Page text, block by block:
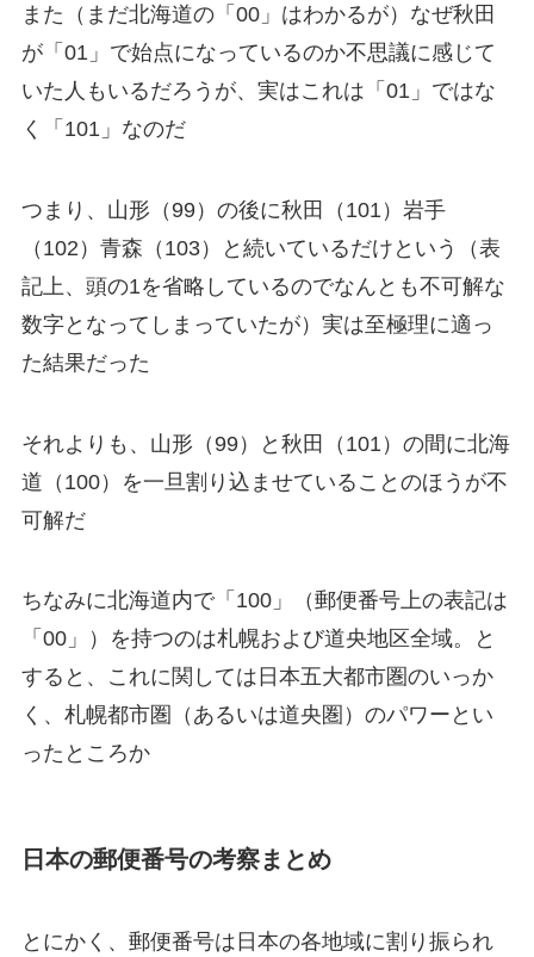
また（まだ北海道の「00」はわかるが）なぜ秋田
が「01」で始点になっているのか不思議に感じて
いた人もいるだろうが、実はこれは 「01」ではな
く「101」 なのだ
つまり、山形（99）の後に秋田（101）岩手
（102）青森（103）と続いているだけという（表
記上、頭の1を省略しているのでなんとも不可解な
数字となってしまっていたが）実は至極理に適っ
た結果だった
それよりも、山形（99）と秋田（101）の間に北海
道（100）を一旦割り込ませていることのほうが不
可解だ
ちなみに北海道内で「100」（郵便番号上の表記は
「00」）を持つのは札幌および道央地区全域。と
すると、これに関しては日本五大都市圏のいっか
く、札幌都市圏（あるいは道央圏）のパワーとい
ったところか
日本の郵便番号の考察まとめ
とにかく、郵便番号は日本の各地域に割り振られ